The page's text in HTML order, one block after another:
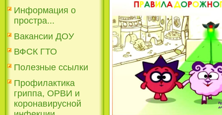
Информация о
простра...
Вакансии ДОУ
ВФСК ГТО
Полезные ссылки
Профилактика
гриппа, ОРВИ и
коронавирусной